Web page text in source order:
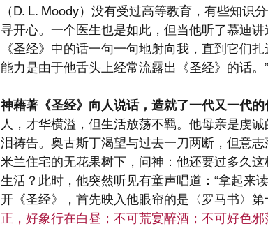
（D. L. Moody）没有受过高等教育，有些知识
寻开心。一个医生也是如此，但当他听了慕迪
《圣经》中的话一句一句地射向我，直到它们
能力是由于他舌头上经常流露出《圣经》的话。”
神藉著《圣经》向人说话，造就了一代又一代的
人，才华横溢，但生活放荡不羁。他母亲是虔
泪祷告。奥古斯丁渴望与过去一刀两断，但意
米兰住宅的无花果树下，问神：他还要过多久
生活？此时，他突然听见有童声唱道：“拿起来
开《圣经》，首先映入他眼帘的是〈罗马书〉第
正，好象行在白昼；不可荒宴醉酒；不可好色